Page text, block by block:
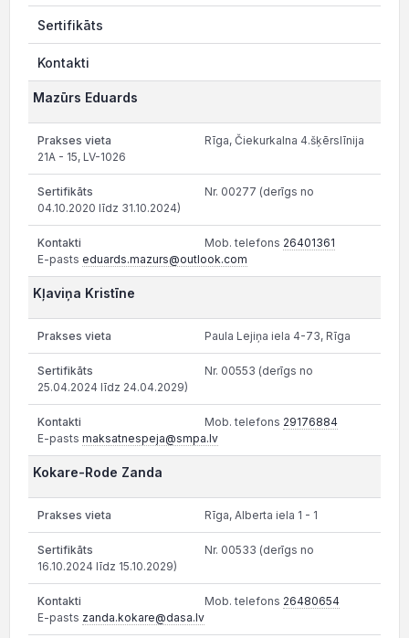
Sertifikāts
Kontakti
Mazūrs Eduards
Rīga, Čiekurkalna 4.šķērslīnija
21A - 15, LV-1026
Nr. 00277 (derīgs no
04.10.2020 līdz 31.10.2024)
Mob. telefons 26401361
E-pasts eduards.mazurs@outlook.com
Kļaviņa Kristīne
Paula Lejiņa iela 4-73, Rīga
Nr. 00553 (derīgs no
25.04.2024 līdz 24.04.2029)
Mob. telefons 29176884
E-pasts maksatnespeja@smpa.lv
Kokare-Rode Zanda
Rīga, Alberta iela 1 - 1
Nr. 00533 (derīgs no
16.10.2024 līdz 15.10.2029)
Mob. telefons 26480654
E-pasts zanda.kokare@dasa.lv